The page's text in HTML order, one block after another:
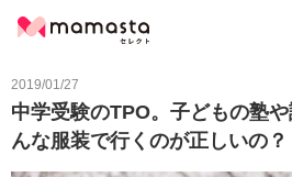
2019/01/27
中学受験のTPO。子どもの塾
んな服装で行くのが正しいの？